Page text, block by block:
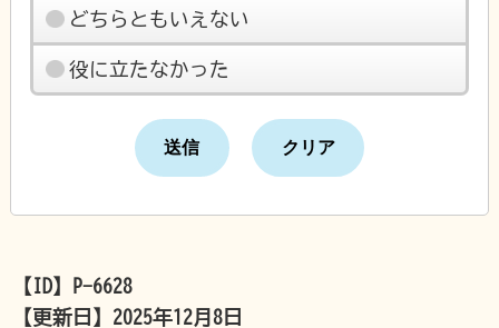
どちらともいえない
役に立たなかった
【ID】
P-6628
【更新日】 2025年12月8日